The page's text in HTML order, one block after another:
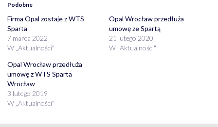
Podobne
Firma Opal zostaje z WTS
Sparta
7 marca 2022
W „Aktualności"
Opal Wrocław przedłuża
umowę ze Spartą
21 lutego 2020
W „Aktualności"
Opal Wrocław przedłuża
umowę z WTS Sparta
Wrocław
3 lutego 2019
W „Aktualności"